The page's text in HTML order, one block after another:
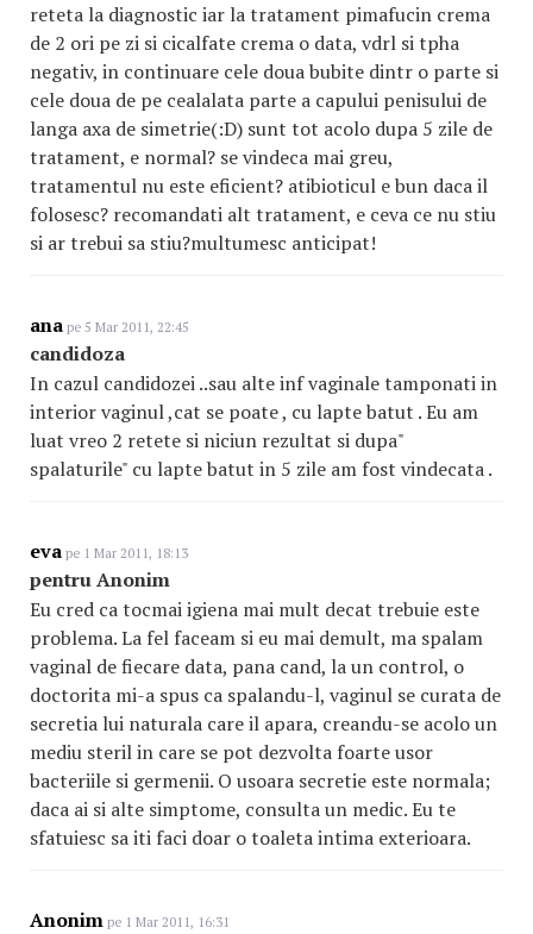
reteta la diagnostic iar la tratament pimafucin crema
de 2 ori pe zi si cicalfate crema o data, vdrl si tpha
negativ, in continuare cele doua bubite dintr o parte si
cele doua de pe cealalata parte a capului penisului de
langa axa de simetrie(:D) sunt tot acolo dupa 5 zile de
tratament, e normal? se vindeca mai greu,
tratamentul nu este eficient? atibioticul e bun daca il
folosesc? recomandati alt tratament, e ceva ce nu stiu
si ar trebui sa stiu?multumesc anticipat!
ana pe 5 Mar 2011, 22:45
candidoza
In cazul candidozei ..sau alte inf vaginale tamponati in
interior vaginul ,cat se poate , cu lapte batut . Eu am
luat vreo 2 retete si niciun rezultat si dupa"
spalaturile" cu lapte batut in 5 zile am fost vindecata .
eva pe 1 Mar 2011, 18:13
pentru Anonim
Eu cred ca tocmai igiena mai mult decat trebuie este
problema. La fel faceam si eu mai demult, ma spalam
vaginal de fiecare data, pana cand, la un control, o
doctorita mi-a spus ca spalandu-l, vaginul se curata de
secretia lui naturala care il apara, creandu-se acolo un
mediu steril in care se pot dezvolta foarte usor
bacteriile si germenii. O usoara secretie este normala;
daca ai si alte simptome, consulta un medic. Eu te
sfatuiesc sa iti faci doar o toaleta intima exterioara.
Anonim pe 1 Mar 2011, 16:31